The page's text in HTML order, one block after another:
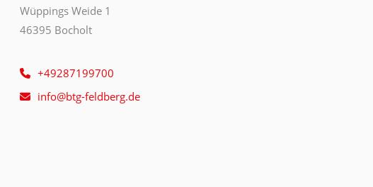
Wüppings Weide 1
46395 Bocholt
+49287199700
info@btg-feldberg.de